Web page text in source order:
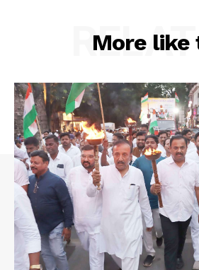
More like